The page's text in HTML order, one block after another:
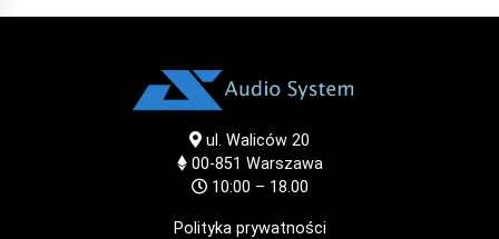
ul. Waliców 20
00-851 Warszawa
10:00 – 18.00
Polityka prywatności